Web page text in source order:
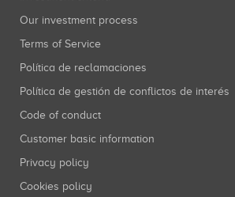
Our investment process
Terms of Service
Política de reclamaciones
Política de gestión de conflictos de interés
Code of conduct
Customer basic information
Privacy policy
Cookies policy